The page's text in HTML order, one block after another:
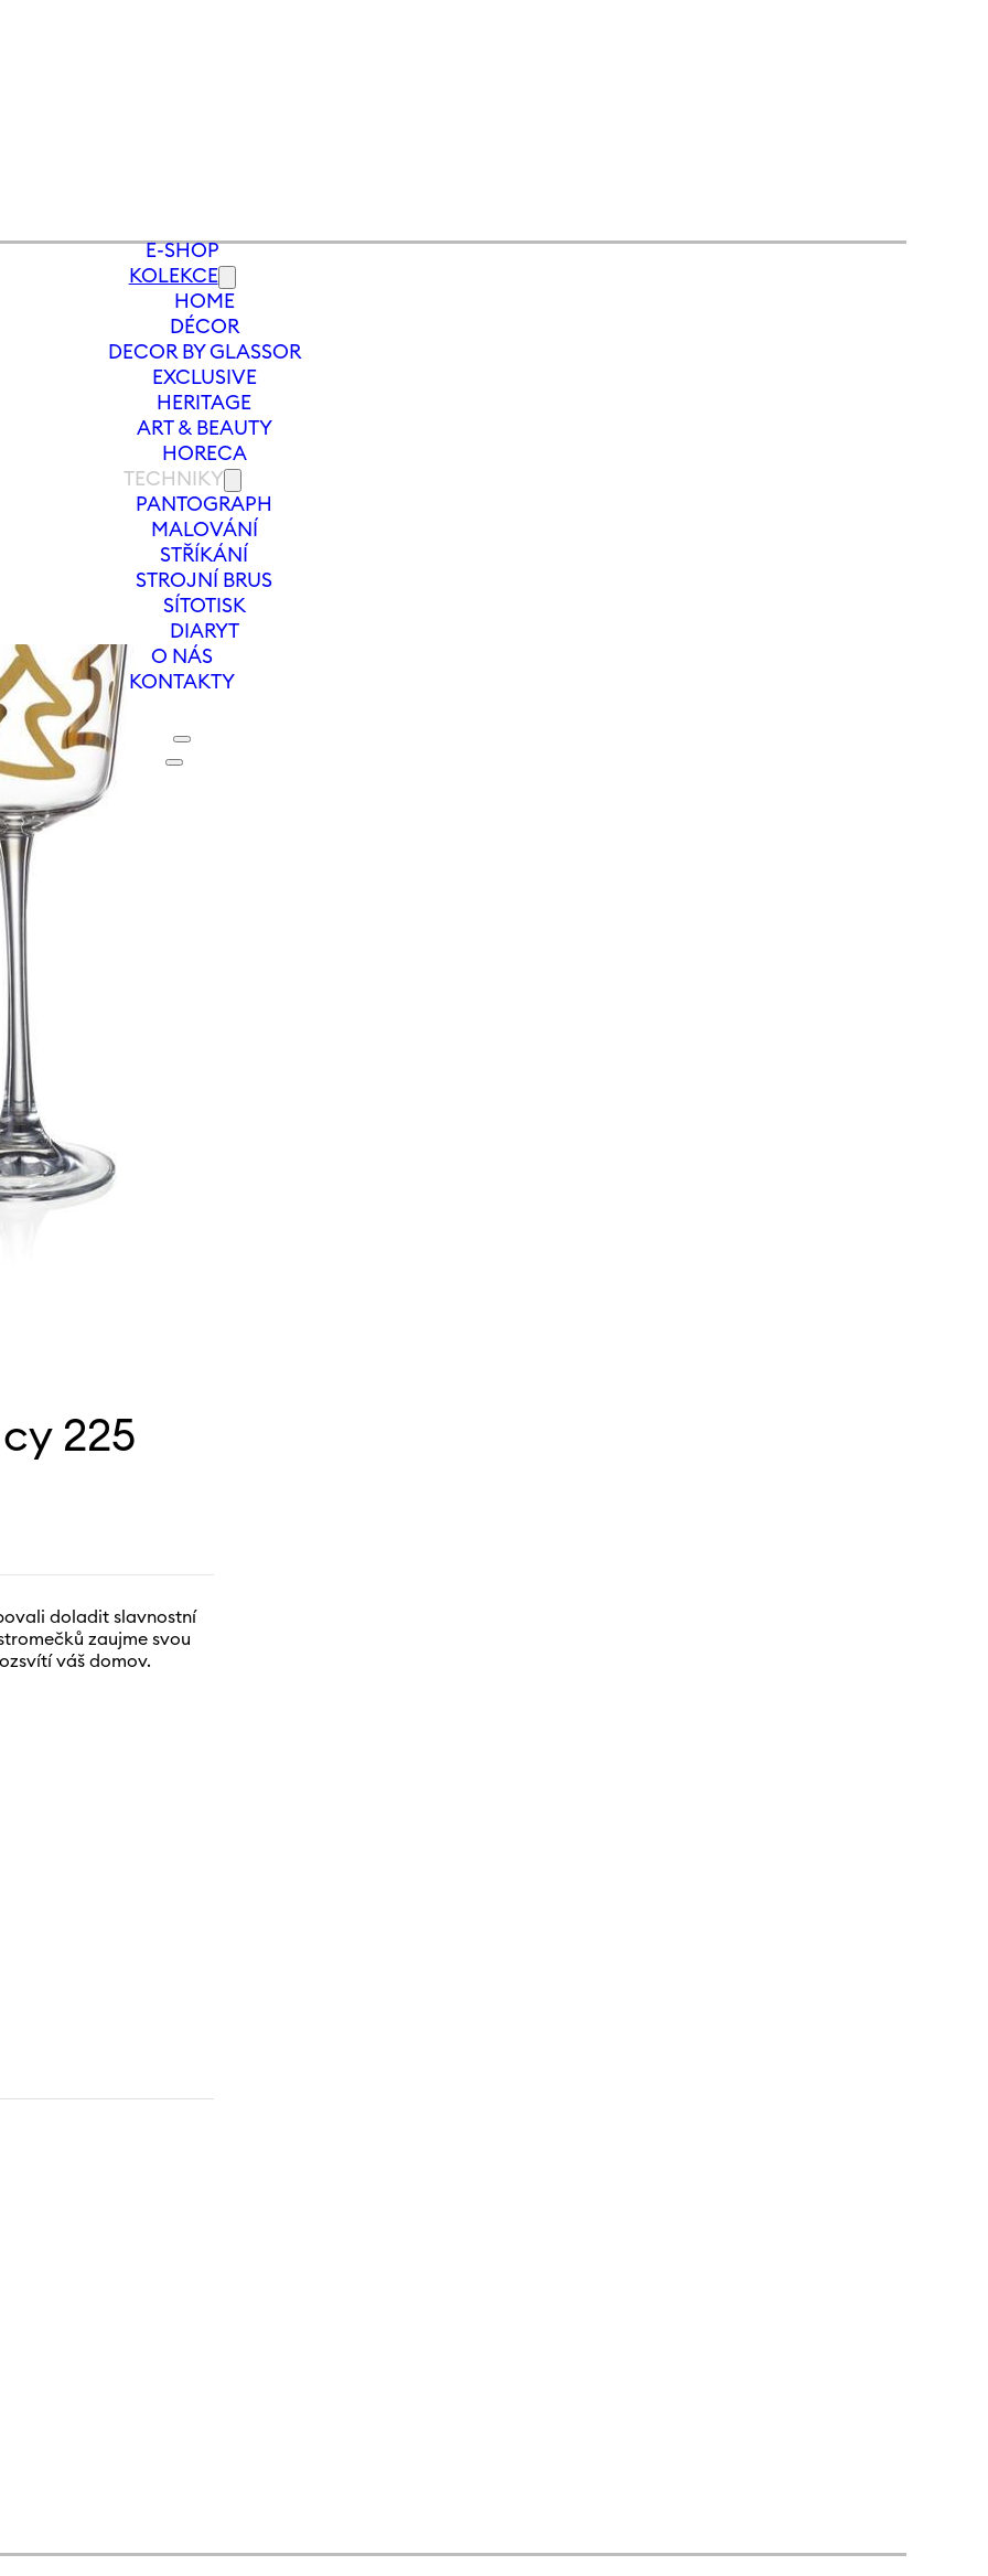
E-SHOP
KOLEKCE
HOME
DÉCOR
DECOR BY GLASSOR
EXCLUSIVE
HERITAGE
ART & BEAUTY
HORECA
TECHNIKY
PANTOGRAPH
MALOVÁNÍ
STŘÍKÁNÍ
STROJNÍ BRUS
SÍTOTISK
DIARYT
O NÁS
KONTAKTY
SVÍCEN CHRISTMAS LUCY 225 MM | GOLD TREE
225
doladit slavnostní
zaujme svou
váš domov.